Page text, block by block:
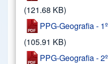
(121.68 KB)
PPG-Geografia -
(105.91 KB)
PPG-Geografia -